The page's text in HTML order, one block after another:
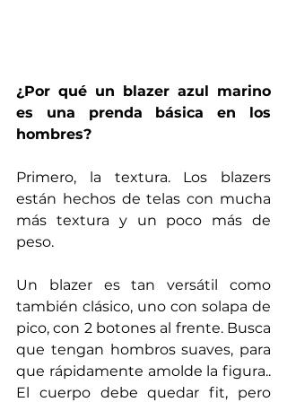
¿Por qué un blazer azul marino
es una prenda básica en los
hombres?
Primero, la textura. Los blazers
están hechos de telas con mucha
más textura y un poco más de
peso.
Un blazer es tan versátil como
también clásico, uno con solapa de
pico, con 2 botones al frente. Busca
que tengan hombros suaves, para
que rápidamente amolde la figura..
El cuerpo debe quedar fit, pero